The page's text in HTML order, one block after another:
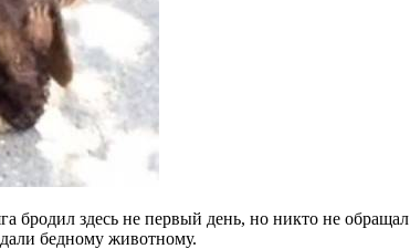
здесь не первый день, но никто не
бедному животному.